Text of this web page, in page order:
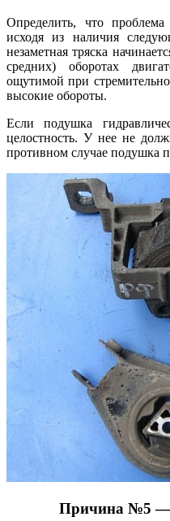
Определить, что
исходя из наличия
незаметная тряска
средних) оборотах
ощутимой при
высокие обороты.
Если подушка
целостность. У нее не
противном случае подушка
Причина №5 —